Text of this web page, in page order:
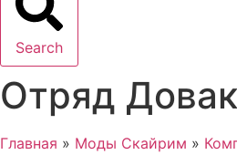
Search
Отряд
Главная » Моды Скайрим »